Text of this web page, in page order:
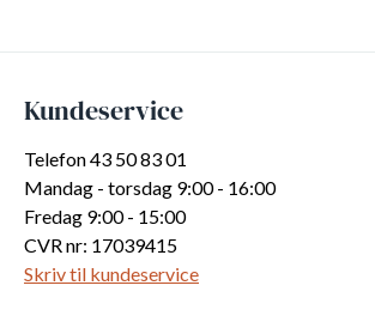
Kundeservice
Telefon 43 50 83 01
Mandag - torsdag 9:00 - 16:00
Fredag 9:00 - 15:00
CVR nr: 17039415
Skriv til kundeservice